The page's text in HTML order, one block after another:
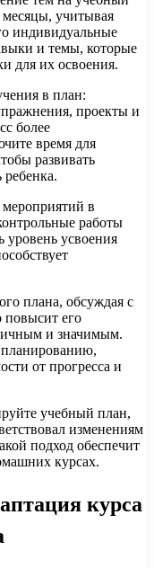
месяцы, учитывая
индивидуальные
и темы, которые
для их освоения.
в план:
проекты и
более
время для
развивать
ребенка.
в
работы
уровень усвоения
плана, обсуждая с
повысит его
и значимым.
планированию,
от прогресса и
учебный план,
изменениям
подход обеспечит
курсах.
курса